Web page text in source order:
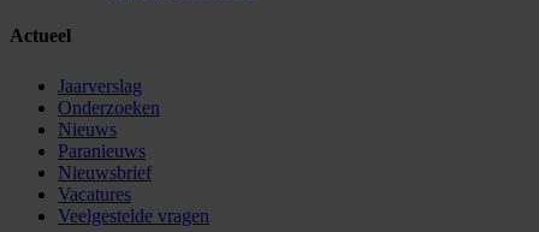
Actueel
Jaarverslag
Onderzoeken
Nieuws
Paranieuws
Nieuwsbrief
Vacatures
Veelgestelde vragen